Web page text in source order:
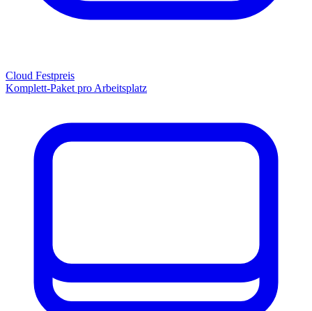
Cloud Festpreis
Komplett-Paket pro Arbeitsplatz